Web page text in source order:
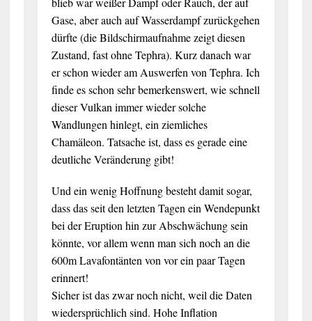
Gase, aber auch auf Wasserdampf zurückgehen
dürfte (die Bildschirmaufnahme zeigt diesen
Zustand, fast ohne Tephra). Kurz danach war
er schon wieder am Auswerfen von Tephra. Ich
finde es schon sehr bemerkenswert, wie schnell
dieser Vulkan immer wieder solche
Wandlungen hinlegt, ein ziemliches
Chamäleon. Tatsache ist, dass es gerade eine
deutliche Veränderung gibt!
Und ein wenig Hoffnung besteht damit sogar,
dass das seit den letzten Tagen ein Wendepunkt
bei der Eruption hin zur Abschwächung sein
könnte, vor allem wenn man sich noch an die
600m Lavafontänten von vor ein paar Tagen
erinnert!
Sicher ist das zwar noch nicht, weil die Daten
wiedersprüchlich sind. Hohe Inflation